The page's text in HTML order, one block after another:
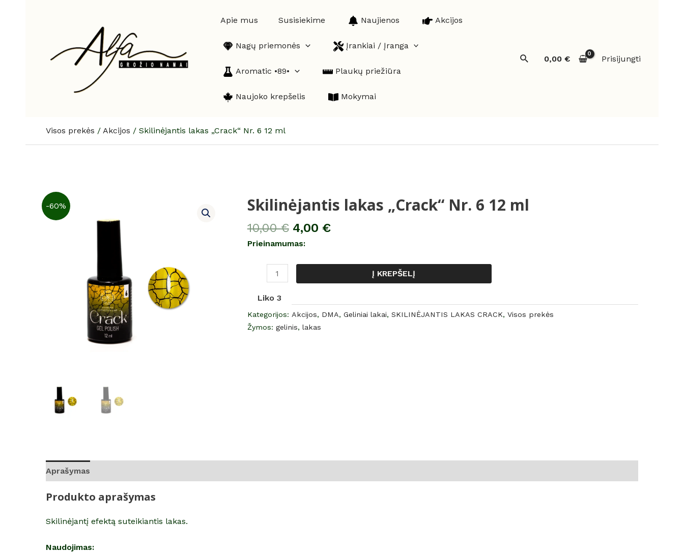
Apie mus Susisiekime Naujienos Akcijos
Nagų priemonės Įrankiai / Įranga
Aromatic •89• Plaukų priežiūra
Naujoko krepšelis Mokymai
Paieška0,00 € Prisijungti
Visos prekės / Akcijos / Skilinėjantis lakas „Crack“ Nr. 6 12 ml
-60% Skilinėjantis lakas „Crack“ Nr. 6 12 ml
10,00€ 4,00 €
Prieinamumas:
produkto
Skilinėjantis
lakas
Į KREPŠELĮ
Liko 3
Kategorijos: Akcijos, DMA, Geliniai lakai, SKILINĖJANTIS LAKAS CRACK, Visos prekės
Žymos: gelinis, lakas
Aprašymas
Produkto aprašymas
Skilinėjantį efektą suteikiantis lakas.
Naudojimas: